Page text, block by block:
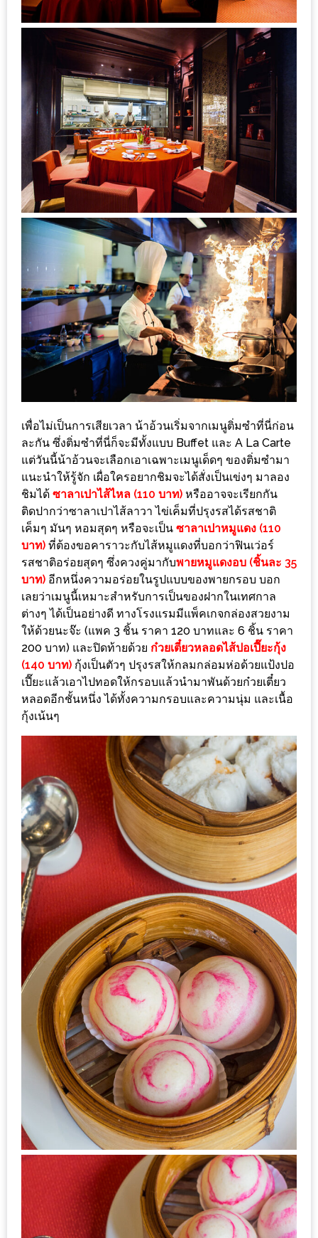
งาน
เดียว
ทั้ง
ช้อป
กิน
เที่ยว
พร้อม
โปร
โม
ชั่น
สำหรับ
คน
บ้าน
มากมาย
MAPS
MY
ACCOUNT
FACEBOOK
TIMELINE
POLICY
OKTOBERFEST
ครั้ง
ที่
2
เทศกาล
เบียร์
ที่
ใหญ่
ที่สุด
ใน
โลก
ฮอ
ลิ
เดย์
อินน์
เชียงใหม่
PANDA
TIME
:
ทำไม
เรา
ไม่
ทำ
อาหาร
ทาน
เอง?
SHOP
TOP
ร้าน
อาหาร
เพื่อไม่เป็นการเสียเวลา น้าอ้วนเริ่มจากเมนูติ่มซำที่นี่ก่อน
ละกัน ซึ่งติ่มซำที่นี่ก็จะมีทั้งแบบ Buffet และ A La Carte
แต่วันนี้น้าอ้วนจะเลือกเอาเฉพาะเมนูเด็ดๆ ของติ่มซำมา
แนะนำให้รู้จัก เผื่อใครอยากชิมจะได้สั่งเป็นเข่งๆ มาลอง
ชิมได้ ซาลาเปาไส้ไหล (110 บาท) หรืออาจจะเรียกกัน
ติดปากว่าซาลาเปาไส้ลาวา ไข่เค็มที่ปรุงรสได้รสชาติ
เค็มๆ มันๆ หอมสุดๆ หรือจะเป็น ซาลาเปาหมูแดง (110
บาท) ที่ต้องขอคาราวะกับไส้หมูแดงที่บอกว่าฟินเว่อร์
รสชาติอร่อยสุดๆ ซึ่งควงคู่มากับพายหมูแดงอบ (ชิ้นละ 35
บาท) อีกหนึ่งความอร่อยในรูปแบบของพายกรอบ บอก
เลยว่าเมนูนี้เหมาะสำหรับการเป็นของฝากในเทศกาล
ต่างๆ ได้เป็นอย่างดี ทางโรงแรมมีแพ็คเกจกล่องสวยงาม
ให้ด้วยนะจ๊ะ (แพค 3 ชิ้น ราคา 120 บาทและ 6 ชิ้น ราคา
200 บาท) และปิดท้ายด้วย ก๋วยเตี๋ยวหลอดไส้ปอเปี๊ยะกุ้ง
(140 บาท) กุ้งเป็นตัวๆ ปรุงรสให้กลมกล่อมห่อด้วยแป้งปอ
เปี๊ยะแล้วเอาไปทอดให้กรอบแล้วนำมาพันด้วยก๋วยเตี๋ยว
หลอดอีกชั้นหนึ่ง ได้ทั้งความกรอบและความนุ่ม และเนื้อ
กุ้งเน้นๆ